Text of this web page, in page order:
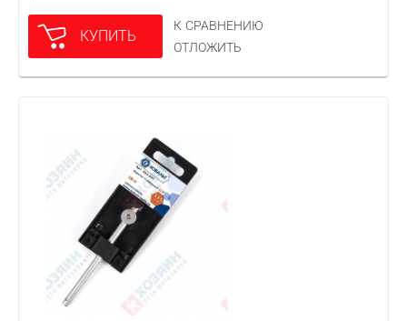
КУПИТЬ
К СРАВНЕНИЮ
ОТЛОЖИТЬ